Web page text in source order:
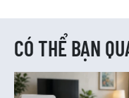
CÓ THỂ BẠN